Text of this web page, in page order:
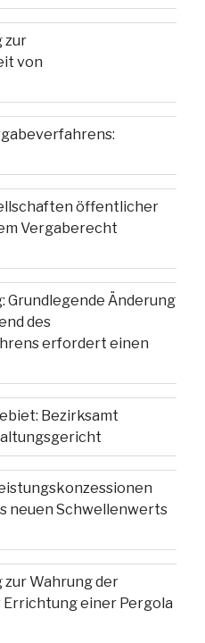
zur
von
öffentlicher
Vergaberecht
Grundlegende Änderung
des
erfordert einen
Bezirksamt
neuen Schwellenwerts
zur Wahrung der
einer Pergola